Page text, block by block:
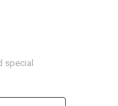
special